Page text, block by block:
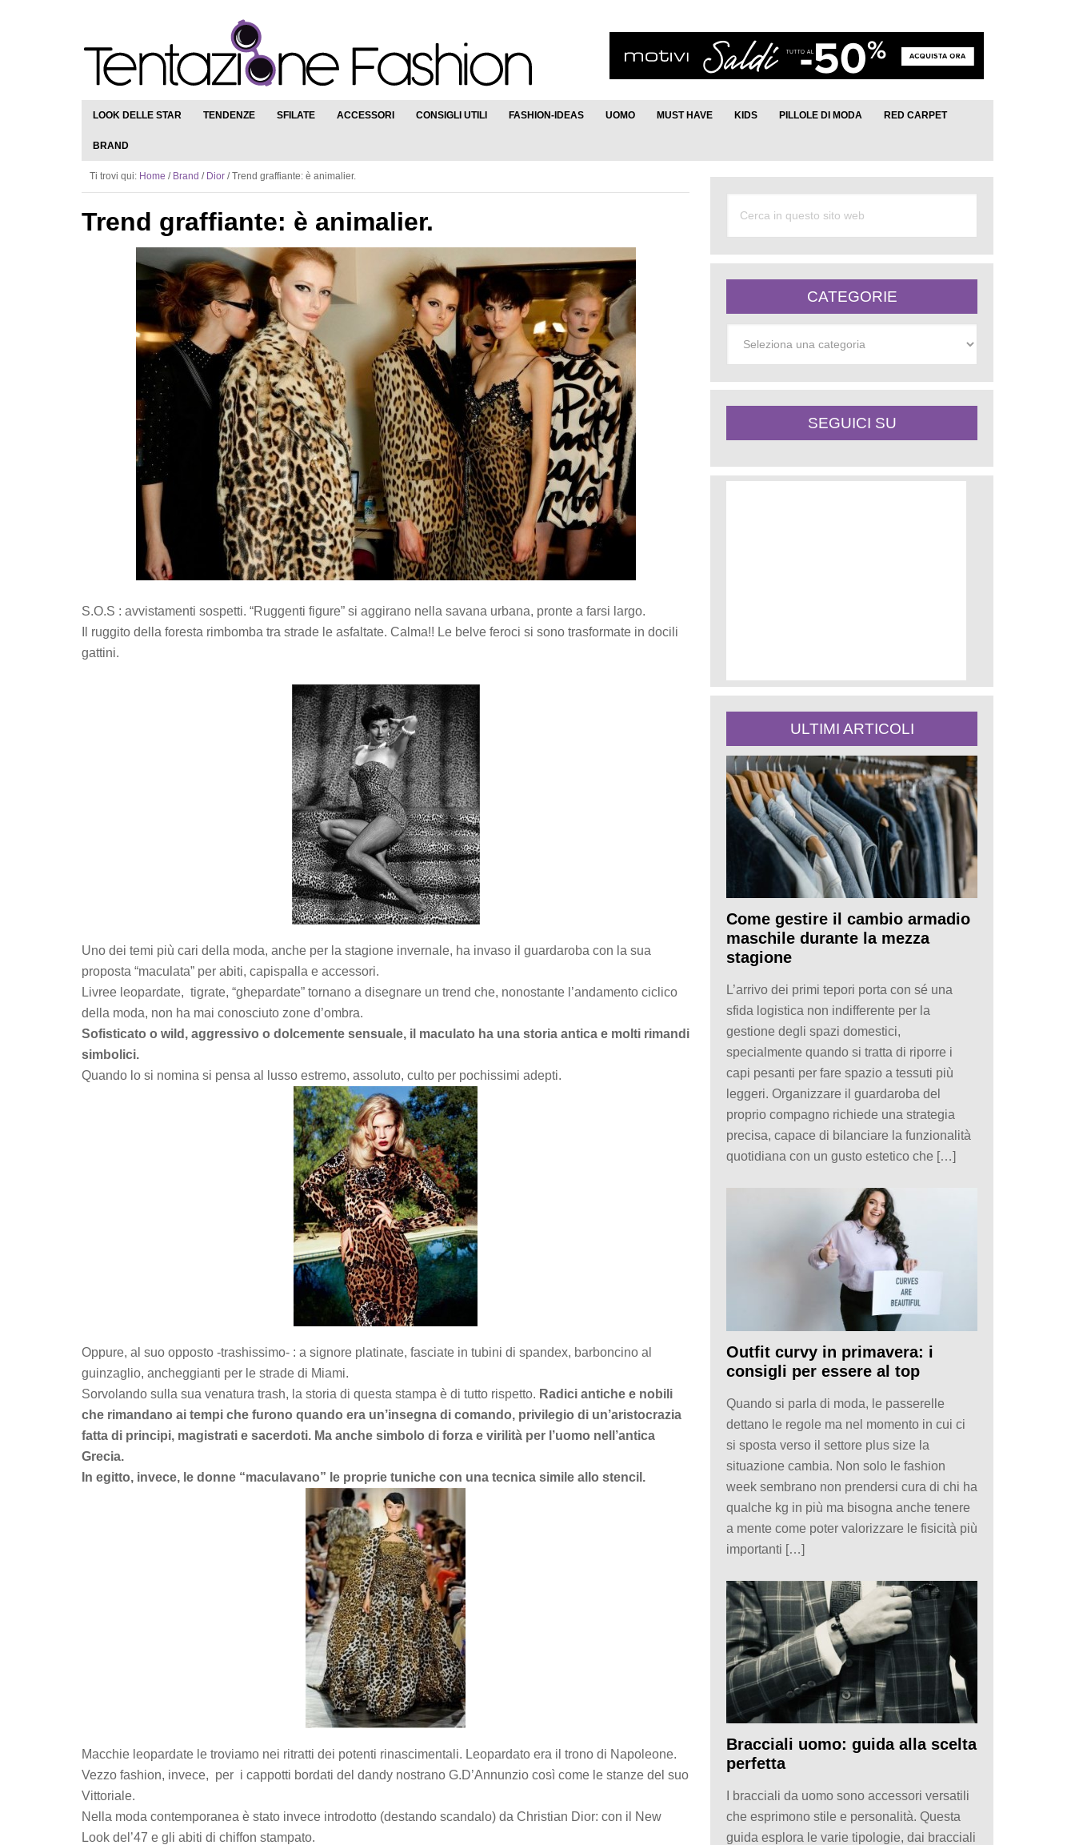
LOOK DELLE STAR TENDENZE SFILATE ACCESSORI CONSIGLI UTILI FASHION-IDEAS UOMO MUST HAVE KIDS PILLOLE DI MODA RED CARPET
BRAND
Ti trovi qui: Home / Brand / Dior /Trend graffiante: è animalier.
Trend graffiante: è animalier.
S.O.S : avvistamenti sospetti. “Ruggenti figure” si aggirano nella savana urbana, pronte a farsi largo.
Il ruggito della foresta rimbomba tra strade le asfaltate. Calma!! Le belve feroci si sono trasformate in docili
gattini.
Uno dei temi più cari della moda, anche per la stagione invernale, ha invaso il guardaroba con la sua
proposta “maculata” per abiti, capispalla e accessori.
Livree leopardate, tigrate, “ghepardate” tornano a disegnare un trend che, nonostante l’andamento ciclico
della moda, non ha mai conosciuto zone d’ombra.
Sofisticato o wild, aggressivo o dolcemente sensuale, il maculato ha una storia antica e molti rimandi
simbolici.
Quando lo si nomina si pensa al lusso estremo, assoluto, culto per pochissimi adepti.
Oppure, al suo opposto -trashissimo- : a signore platinate, fasciate in tubini di spandex, barboncino al
guinzaglio, ancheggianti per le strade di Miami.
Sorvolando sulla sua venatura trash, la storia di questa stampa è di tutto rispetto. Radici antiche e nobili
che rimandano ai tempi che furono quando era un’insegna di comando, privilegio di un’aristocrazia
fatta di principi, magistrati e sacerdoti. Ma anche simbolo di forza e virilità per l’uomo nell’antica
Grecia.
In egitto, invece, le donne “maculavano” le proprie tuniche con una tecnica simile allo stencil.
Macchie leopardate le troviamo nei ritratti dei potenti rinascimentali. Leopardato era il trono di Napoleone.
Vezzo fashion, invece, per i cappotti bordati del dandy nostrano G.D’Annunzio così come le stanze del suo
Vittoriale.
Nella moda contemporanea è stato invece introdotto (destando scandalo) da Christian Dior: con il New
Look del’47 e gli abiti di chiffon stampato.
CATEGORIE
SEGUICI SU
ULTIMI ARTICOLI
Come gestire il cambio armadio
maschile durante la mezza
stagione
L’arrivo dei primi tepori porta con sé una
sfida logistica non indifferente per la
gestione degli spazi domestici,
specialmente quando si tratta di riporre i
capi pesanti per fare spazio a tessuti più
leggeri. Organizzare il guardaroba del
proprio compagno richiede una strategia
precisa, capace di bilanciare la funzionalità
quotidiana con un gusto estetico che […]
Outfit curvy in primavera: i
consigli per essere al top
Quando si parla di moda, le passerelle
dettano le regole ma nel momento in cui ci
si sposta verso il settore plus size la
situazione cambia. Non solo le fashion
week sembrano non prendersi cura di chi ha
qualche kg in più ma bisogna anche tenere
a mente come poter valorizzare le fisicità più
importanti […]
Bracciali uomo: guida alla scelta
perfetta
I bracciali da uomo sono accessori versatili
che esprimono stile e personalità. Questa
guida esplora le varie tipologie, dai bracciali